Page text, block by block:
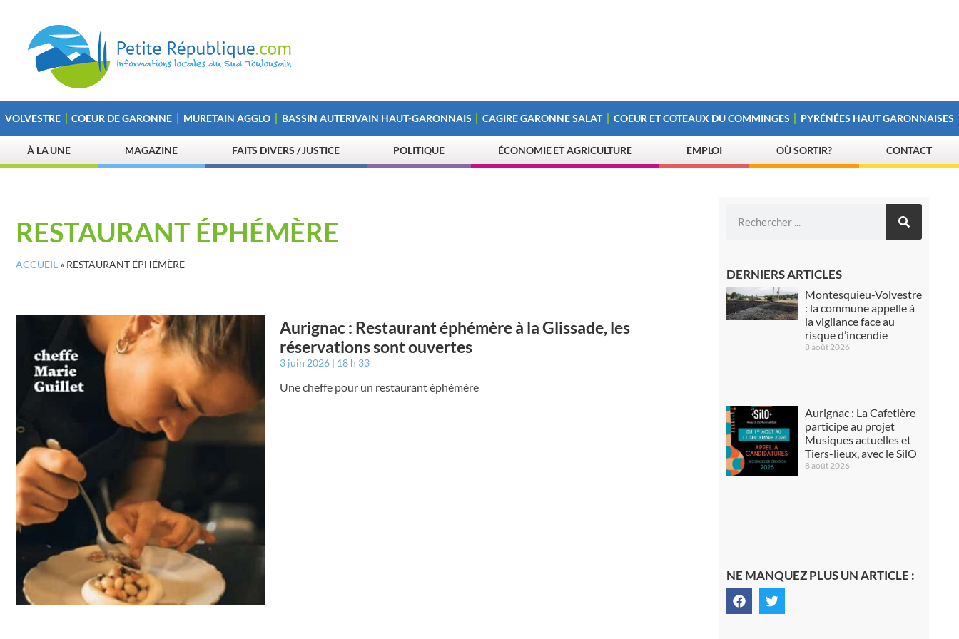
VOLVESTRE COEUR DE GARONNE MURETAIN AGGLO BASSIN AUTERIVAIN HAUT-GARONNAIS CAGIRE GARONNE SALAT COEUR ET COTEAUX DU COMMINGES PYRÉNÉES HAUT GARONNAISES
À LA UNE MAGAZINE FAITS DIVERS / JUSTICE POLITIQUE ÉCONOMIE ET AGRICULTURE EMPLOI OÙ SORTIR? CONTACT
RESTAURANT ÉPHÉMÈRE
ACCUEIL » RESTAURANT ÉPHÉMÈRE
Aurignac : Restaurant éphémère à la Glissade, les
réservations sont ouvertes
3 juin 2026 18 h 33
Une cheffe pour un restaurant éphémère
DERNIERS ARTICLES
Montesquieu-Volvestre
: la commune appelle à
la vigilance face au
risque d’incendie
8 août 2026
Aurignac : La Cafetière
participe au projet
Musiques actuelles et
Tiers-lieux, avec le SilO
8 août 2026
NE MANQUEZ PLUS UN ARTICLE :